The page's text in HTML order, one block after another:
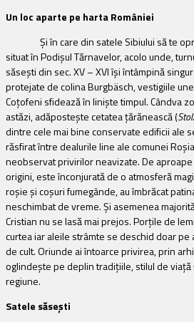
Un loc aparte pe harta României
Şi în care din satele Sibiului să te
situat în Podişul Tărnavelor, acolo unde,
săseşti din sec. XV – XVI îşi întâmpină
protejate decolina Burgbäsch, vestigiile
Coţofeni sfidează în linişte timpul. Cândva
astăzi, adăposteşte cetatea ţărănească (
dintre cele mai bine conservate edificii ale
răsfirat între dealurile line ale comunei
neobservat privirilor neavizate. De aproape
origini, este înconjurată de o atmosferă
roşie şi coşuri fumegânde, au îmbrăcat
neschimbat de vreme.Şi asemenea
Cristian nu se lasă mai prejos. Porţile de
curtea iar aleile strâmte se deschid doar pe
de cult. Oriunde ai întoarce privirea,prin
oglindeşte pe deplin tradiţiile, stilul de
regiune.
Satele săseşti